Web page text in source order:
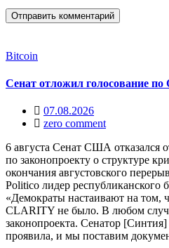
Bitcoin
Сенат отложил голосование
07.08.2026
zero comment
6 августа Сенат США отказался
по законопроекту о структуре
окончания августовского
Politico лидер
«Демократы настаивают на том,
CLARITY не было. В любом
законопроекта. Сенатор
проявила, и мы поставим